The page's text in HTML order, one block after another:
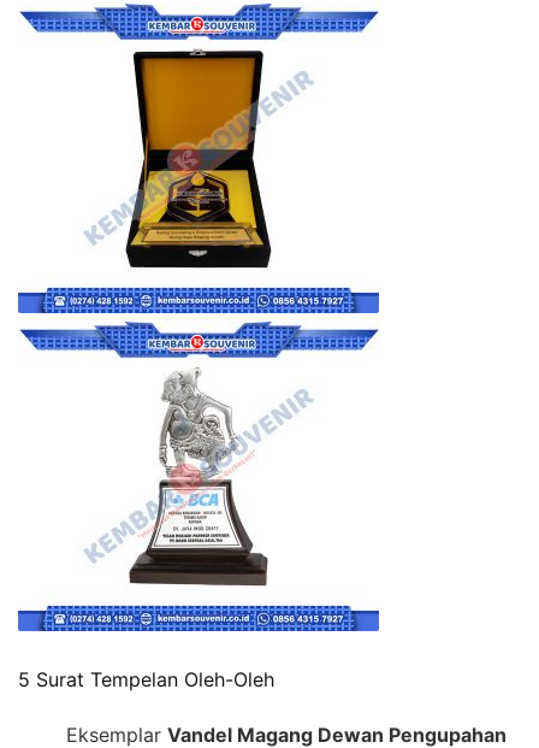
5 Surat Tempelan Oleh-Oleh
Eksemplar Vandel Magang Dewan Pengupahan